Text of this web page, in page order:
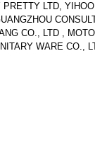
LTD,
CO., LTD ,
WARE CO.,